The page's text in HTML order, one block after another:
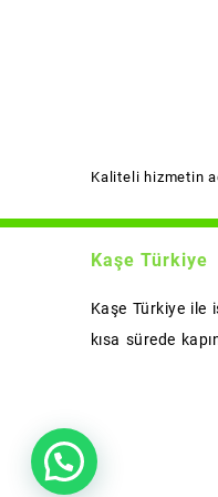
Kaliteli hizmetin
Kaşe Türkiye
Kaşe Türkiye ile
kısa sürede